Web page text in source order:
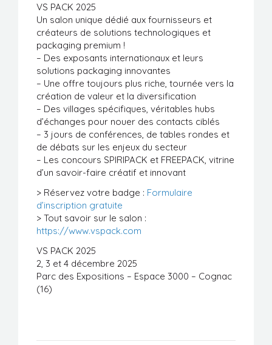
VS PACK 2025
Un salon unique dédié aux fournisseurs et
créateurs de solutions technologiques et
packaging premium !
– Des exposants internationaux et leurs
solutions packaging innovantes
– Une offre toujours plus riche, tournée vers la
création de valeur et la diversification
– Des villages spécifiques, véritables hubs
d’échanges pour nouer des contacts ciblés
– 3 jours de conférences, de tables rondes et
de débats sur les enjeux du secteur
– Les concours SPIRIPACK et FREEPACK, vitrine
d’un savoir-faire créatif et innovant
> Réservez votre badge : Formulaire
d’inscription gratuite
> Tout savoir sur le salon :
https://www.vspack.com
VS PACK 2025
2, 3 et 4 décembre 2025
Parc des Expositions – Espace 3000 – Cognac
(16)